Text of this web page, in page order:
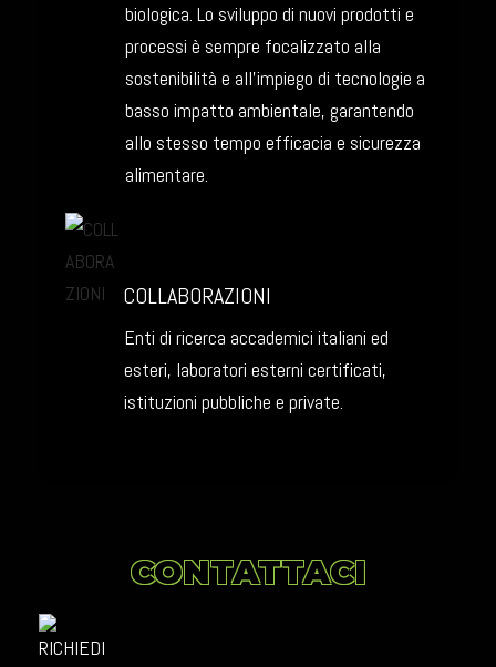
biologica. Lo sviluppo di nuovi prodotti e
processi è sempre focalizzato alla
sostenibilità e all’impiego di tecnologie a
basso impatto ambientale, garantendo
allo stesso tempo efficacia e sicurezza
alimentare.
COLLABORAZIONI
Enti di ricerca accademici italiani ed
esteri, laboratori esterni certificati,
istituzioni pubbliche e private.
CONTATTACI